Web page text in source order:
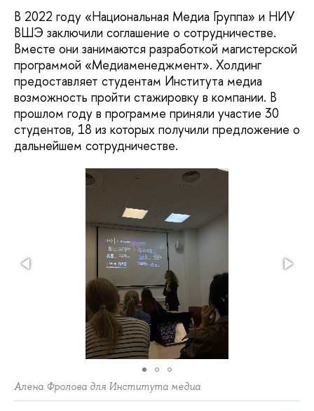
В 2022 году «Национальная Медиа Группа» и НИУ
ВШЭ заключили соглашение о сотрудничестве.
Вместе они занимаются разработкой магистерской
программой «Медиаменеджмент». Холдинг
предоставляет студентам Института медиа
возможность пройти стажировку в компании. В
прошлом году в программе приняли участие 30
студентов, 18 из которых получили предложение о
дальнейшем сотрудничестве.
Алена Фролова для Института медиа